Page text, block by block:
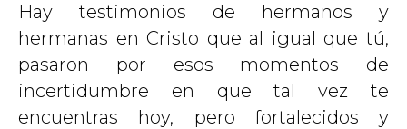
Hay testimonios de hermanos y
hermanas en Cristo que al igual que tú,
pasaron por esos momentos de
incertidumbre en que tal vez te
encuentras hoy, pero fortalecidos y